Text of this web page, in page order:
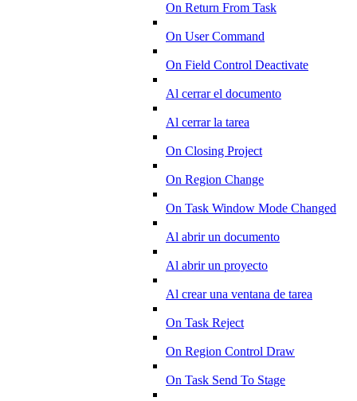
On Return From Task
On User Command
On Field Control Deactivate
Al cerrar el documento
Al cerrar la tarea
On Closing Project
On Region Change
On Task Window Mode Changed
Al abrir un documento
Al abrir un proyecto
Al crear una ventana de tarea
On Task Reject
On Region Control Draw
On Task Send To Stage